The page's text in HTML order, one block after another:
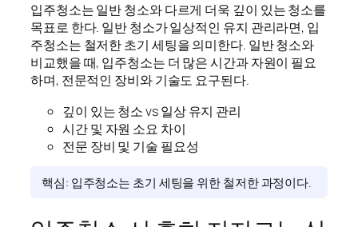
입주청소는 일반 청소와 다르게 더욱 깊이 있는 청소를
목표로 한다. 일반 청소가 일상적인 유지 관리라면, 입
주청소는 철저한 초기 세팅을 의미한다. 일반 청소와
비교했을 때, 입주청소는 더 많은 시간과 자원이 필요
하며, 전문적인 장비와 기술도 요구된다.
깊이 있는 청소 vs 일상 유지 관리
시간 및 자원 소요 차이
전문 장비 및 기술 필요성
핵심: 입주청소는 초기 세팅을 위한 철저한 과정이다.